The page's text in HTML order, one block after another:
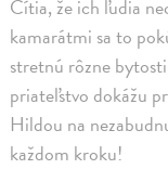
Cítia, že ich ľudia
kamarátmi sa to
stretnú rôzne
priateľstvo dokážu
Hildou na
každom kroku!